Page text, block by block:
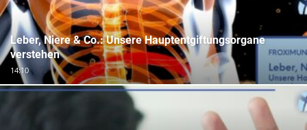
Leber, Niere & Co.: Unsere Hauptentgiftungsorgane
verstehen
14:10